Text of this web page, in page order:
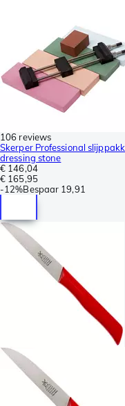
106 reviews
Skerper Professional
dressing stone
€ 146,04
€ 165,95
-12%Bespaar 19,91